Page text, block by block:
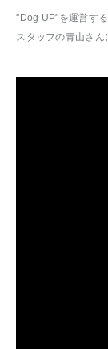
"Dog UP"を運営す
スタッフの青山さん